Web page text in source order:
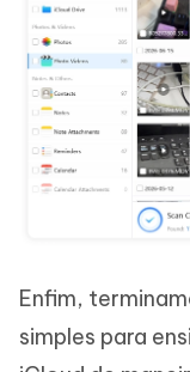
Enfim,
simples para